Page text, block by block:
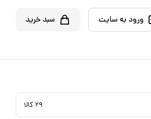
ورود به سایت سبد خرید
۲۹ کالا